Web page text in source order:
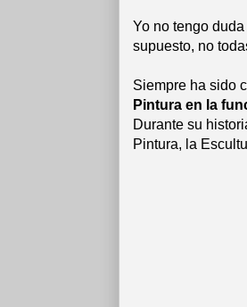
Yo no tengo
supuesto, no
Siempre ha sido
Pintura en la
Durante su
Pintura, la